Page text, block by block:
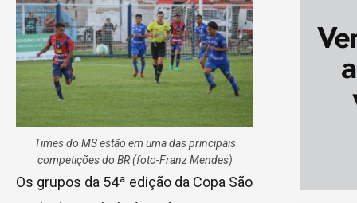
Times do MS estão em uma das principais
competições do BR (foto-Franz Mendes)
Os grupos da 54ª edição da Copa São